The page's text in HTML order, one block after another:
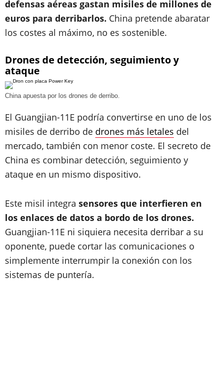
defensas aéreas gastan misiles de millones de
euros para derribarlos. China pretende abaratar
los costes al máximo, no es sostenible.
Drones de detección, seguimiento y
ataque
China apuesta por los drones de derribo.
El Guangjian-11E podría convertirse en uno de los
misiles de derribo de drones más letales del
mercado, también con menor coste. El secreto de
China es combinar detección, seguimiento y
ataque en un mismo dispositivo.
Este misil integra sensores que interfieren en
los enlaces de datos a bordo de los drones.
Guangjian-11E ni siquiera necesita derribar a su
oponente, puede cortar las comunicaciones o
simplemente interrumpir la conexión con los
sistemas de puntería.